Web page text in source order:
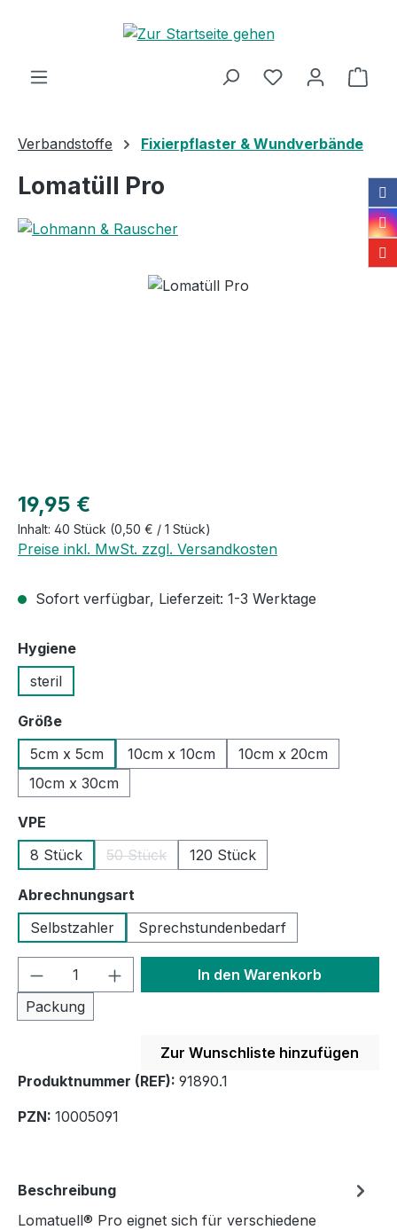
Zum Hauptinhalt springen
Verbandstoffe Fixierpflaster & Wundverbände
Lomatüll Pro
Bildergalerie überspringen
Regulärer Preis:
19,95 €
Inhalt: 40 Stück (0,50 € / 1 Stück)
Preise inkl. MwSt. zzgl. Versandkosten
Sofort verfügbar, Lieferzeit: 1-3 Werktage
Hygieneauswählen
steril
Größeauswählen
5cm x 5cm
10cm x 10cm
10cm x 20cm
10cm x 30cm
VPE
8 Stück
50 Stück
(Diese Option ist zurzeit nicht verfügbar.)
120 Stück
Abrechnungsart
Selbstzahler
Sprechstundenbedarf
Produkt Anzahl: Gib den
Packung
In den Warenkorb
Zur Wunschliste hinzufügen
Produktnummer (REF): 91890.1
PZN: 10005091
Beschreibung
Lomatuell® Pro eignet sich für verschiedene